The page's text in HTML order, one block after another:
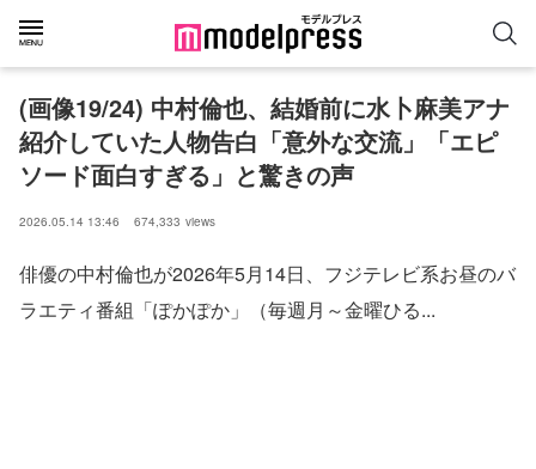
(画像19/24) 中村倫也、結婚前に水卜麻美アナ
紹介していた人物告白「意外な交流」「エピ
ソード面白すぎる」と驚きの声
2026.05.14 13:46 674,333 views
俳優の中村倫也が2026年5月14日、フジテレビ系お昼のバ
ラエティ番組「ぽかぽか」（毎週月～金曜ひる...